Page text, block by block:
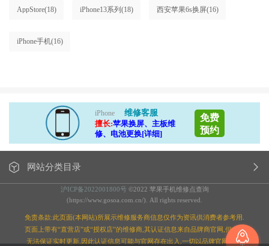
AppStore(18) iPhone13系列 (18) 西安苹果6s换屏(16)
iPhone手机(16)
iPhone
维修客服
擅长:苹果换屏、主板维
修、电池更换[详细]
免费
预约
网站分类目录
沪ICP备2022001800号 ©2022 苹果手机维修点查询
(https://www.gosoa.com.cn/). All rights reserved.
免责条款:此页面(本网站)所展示维修服务商信息仅作为资讯供消费者参考用.
页面上带有“直营店”或“授权店”的维修商,其认证信息来自品牌商官网,但本站
无法保证实时更新,因此认证信息可能与官网存在出入,一切以品牌官网为准;